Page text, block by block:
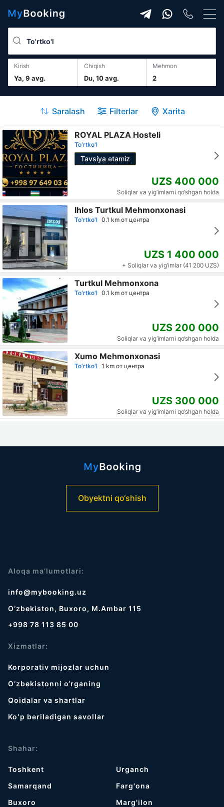
Kirish
Ya, 9 avg.
Chiqish
Du, 10 avg. 2
mehmon
Saralash Filterlar Xarita
ROYAL PLAZA Hosteli
To'rtko'l
Tavsiya etamiz
UZS 400 000
Soliqlar va yig‘imlarni qo‘shgan holda
Ihlos Turtkul Mehmonxonasi
To'rtko'l 0.1 km от центра
UZS 1 400 000
+ Soliqlar va yig‘imlar (41 200 UZS)
Turtkul Mehmonxona
To'rtko'l 0.1 km от центра
UZS 200 000
Soliqlar va yig‘imlarni qo‘shgan holda
Xumo Mehmonxonasi
To'rtko'l 1 km от центра
UZS 300 000
Soliqlar va yig‘imlarni qo‘shgan holda
Obyektni qo‘shish
Aloqa ma’lumotlari:
info@mybooking.uz
O‘zbekiston, Buxoro, M.Ambar 115
+998 78 113 85 00
Xizmatlar:
Korporativ mijozlar uchun
O‘zbekistonni o‘rganing
Qoidalar va shartlar
Koʻp beriladigan savollar
Shahar:
Toshkent
Samarqand
Buxoro
Urganch
Farg'ona
Marg'ilon